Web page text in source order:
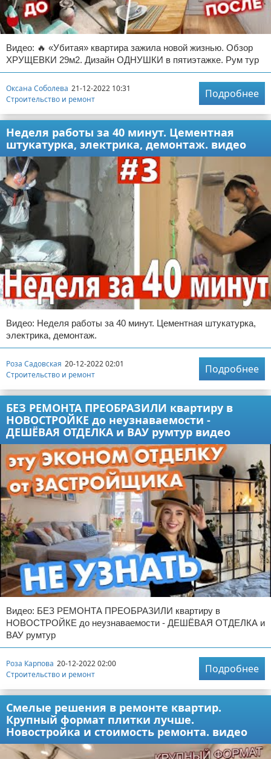
Видео: 🔥 «Убитая» квартира зажила новой жизнью. Обзор
ХРУЩЕВКИ 29м2. Дизайн ОДНУШКИ в пятиэтажке. Рум тур
Оксана Соболева 21-12-2022 10:31
Строительство и ремонт
Подробнее
Неделя работы за 40 минут. Цементная
штукатурка, электрика, демонтаж. видео
Видео: Неделя работы за 40 минут. Цементная штукатурка,
электрика, демонтаж.
Роза Садовская 20-12-2022 02:01
Строительство и ремонт
Подробнее
БЕЗ РЕМОНТА ПРЕОБРАЗИЛИ квартиру в
НОВОСТРОЙКЕ до неузнаваемости -
ДЕШЁВАЯ ОТДЕЛКА и ВАУ румтур видео
Видео: БЕЗ РЕМОНТА ПРЕОБРАЗИЛИ квартиру в
НОВОСТРОЙКЕ до неузнаваемости - ДЕШЁВАЯ ОТДЕЛКА и
ВАУ румтур
Роза Карпова 20-12-2022 02:00
Строительство и ремонт
Подробнее
Смелые решения в ремонте квартир.
Крупный формат плитки лучше.
Новостройка и стоимость ремонта. видео